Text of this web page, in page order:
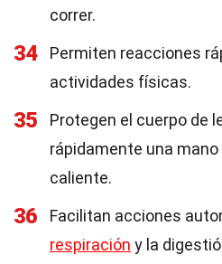
correr.
34 Permiten reacciones
actividades físicas.
35
Protegen el cuerpo de
rápidamente una
caliente.
36
Facilitan acciones
respiración y la